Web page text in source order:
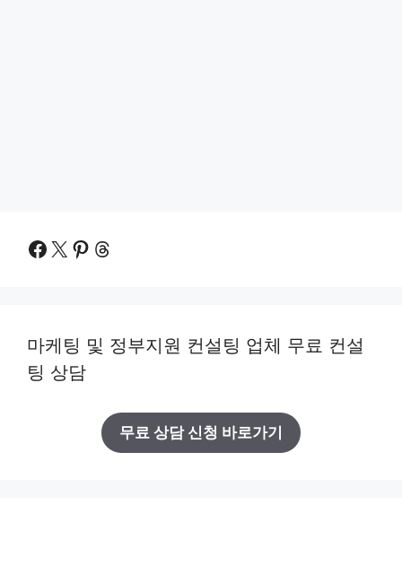
Facebook
X Pinterest
Threads
마케팅 및 정부지원 컨설팅 업체 무료 컨설
팅 상담
무료 상담 신청 바로가기